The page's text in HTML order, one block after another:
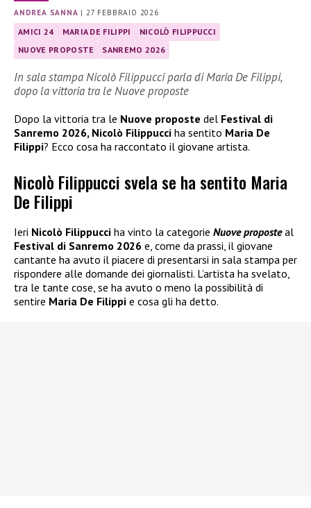
ANDREA SANNA | 27 FEBBRAIO 2026
AMICI 24 MARIA DE FILIPPI
NICOLÒ FILIPPUCCI
NUOVE PROPOSTE
SANREMO 2026
In sala stampa Nicolò Filippucci parla di Maria De Filippi,
dopo la vittoria tra le Nuove proposte
Dopo la vittoria tra le Nuove proposte del Festival di
Sanremo 2026, Nicolò Filippucci ha sentito Maria De
Filippi? Ecco cosa ha raccontato il giovane artista.
Nicolò Filippucci svela se ha sentito Maria
De Filippi
Ieri Nicolò Filippucci ha vinto la categorie Nuove proposteal
Festival di Sanremo 2026 e, come da prassi, il giovane
cantante ha avuto il piacere di presentarsi in sala stampa per
rispondere alle domande dei giornalisti. L’artista ha svelato,
tra le tante cose, se ha avuto o meno la possibilità di
sentire Maria De Filippi e cosa gli ha detto.